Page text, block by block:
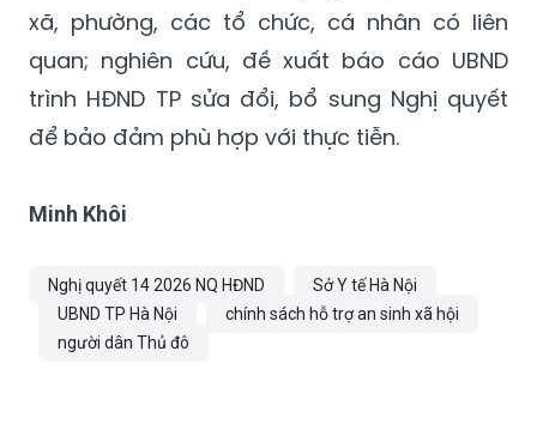
xã, phường, các tổ chức, cá nhân có liên
quan; nghiên cứu, đề xuất báo cáo UBND
trình HĐND TP sửa đổi, bổ sung Nghị quyết
để bảo đảm phù hợp với thực tiễn.
Minh Khôi
Nghị quyết 14 2026 NQ HĐND
Sở Y tế Hà Nội
UBND TP Hà Nội
chính sách hỗ trợ an sinh xã hội
người dân Thủ đô